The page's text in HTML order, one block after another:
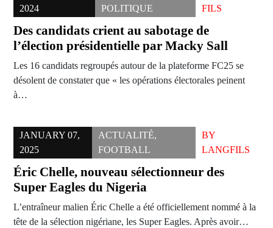
2024
POLITIQUE
FILS
Des candidats crient au sabotage de
l’élection présidentielle par Macky Sall
Les 16 candidats regroupés autour de la plateforme FC25 se
désolent de constater que « les opérations électorales peinent
à…
JANUARY 07,
2025
ACTUALITÉ,
FOOTBALL
BY
LANGFILS
Éric Chelle, nouveau sélectionneur des
Super Eagles du Nigeria
L’entraîneur malien Éric Chelle a été officiellement nommé à la
tête de la sélection nigériane, les Super Eagles. Après avoir…